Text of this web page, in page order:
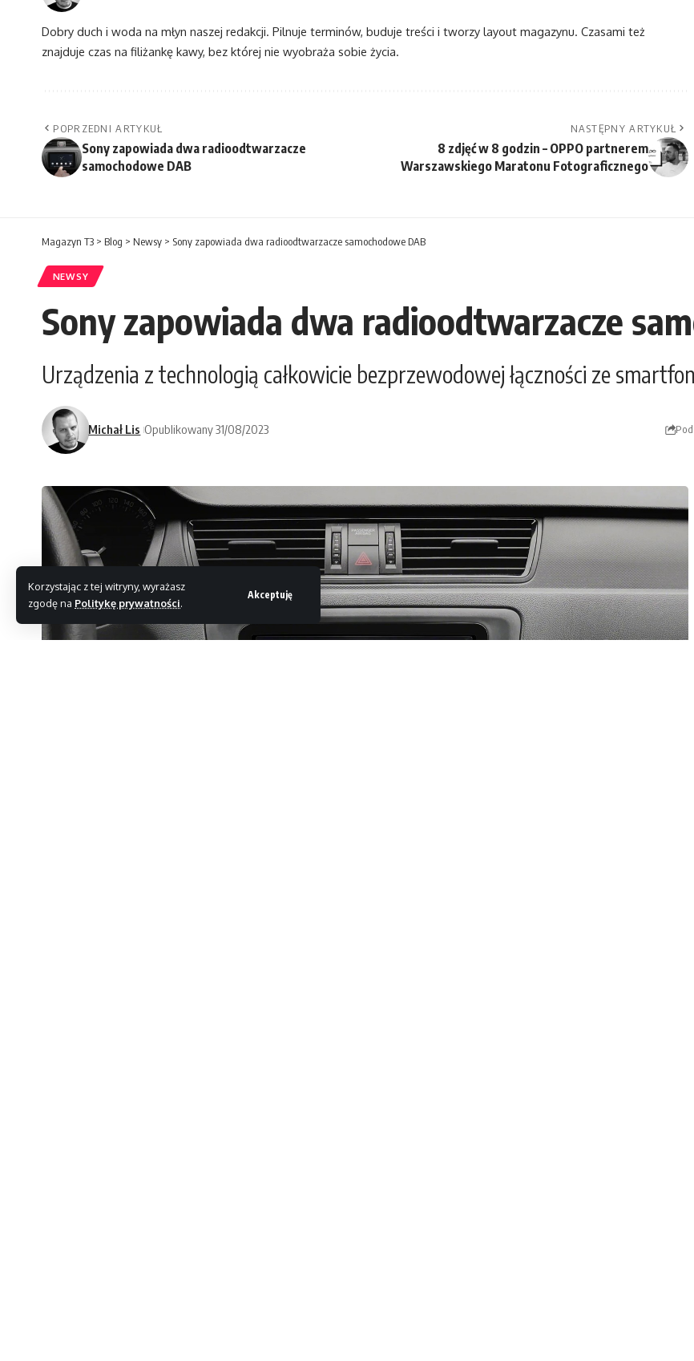
Korzystając z tej witryny, wyrażasz
zgodę na Politykę prywatności.
Akceptuję
Dobry duch i woda na młyn naszej redakcji. Pilnuje terminów, buduje treści i tworzy layout magazynu. Czasami też
znajduje czas na filiżankę kawy, bez której nie wyobraża sobie życia.
POPRZEDNI ARTYKUŁ
Sony zapowiada dwa radioodtwarzacze
samochodowe DAB
NASTĘPNY ARTYKUŁ
8 zdjęć w 8 godzin – OPPO partnerem
Warszawskiego Maratonu Fotograficznego
Magazyn T3 > Blog > Newsy > Sony zapowiada dwa radioodtwarzacze samochodowe DAB
NEWSY
Sony zapowiada dwa radioodtwarzacze
Urządzenia z technologią całkowicie bezprzewodowej łączności ze
Michał Lis Opublikowany 31/08/2023